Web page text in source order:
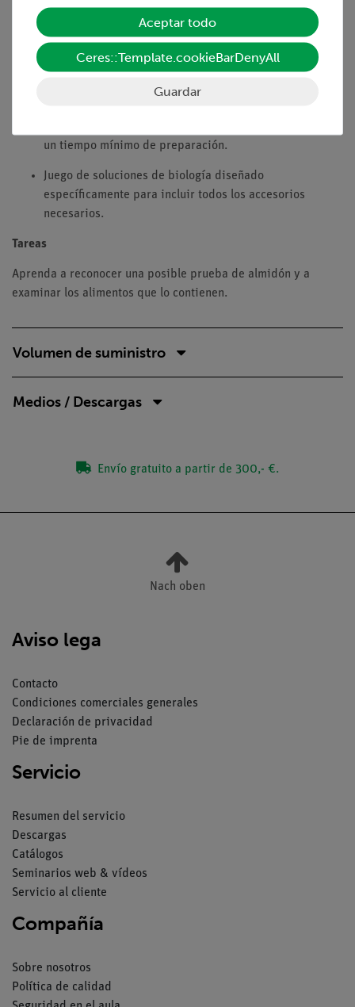
Con hoja de trabajo para el estudiante, apropiada para
todos los niveles de la clase.
Con información detallada para el instructor.
un tiempo mínimo de preparación.
Juego de soluciones de biología diseñado
específicamente para incluir todos los accesorios
necesarios.
Tareas
Aprenda a reconocer una posible prueba de almidón y a
examinar los alimentos que lo contienen.
Volumen de suministro
Medios / Descargas
Envío gratuito a partir de 300,- €.
Nach oben
Aviso lega
Contacto
Condiciones comerciales generales
Declaración de privacidad
Pie de imprenta
Servicio
Resumen del servicio
Descargas
Catálogos
Seminarios web & vídeos
Servicio al cliente
Compañía
Sobre nosotros
Política de calidad
Aceptar todo
Ceres::Template.cookieBarDenyAll
Guardar